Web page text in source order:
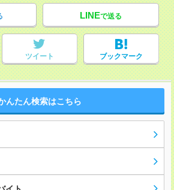
LINEで送る
ツイート ブックマーク
んたん検索はこちら